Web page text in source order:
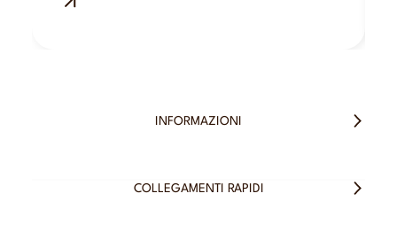
INFORMAZIONI
COLLEGAMENTI RAPIDI